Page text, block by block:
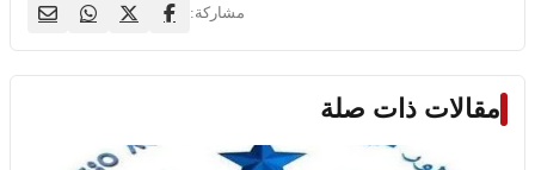
مشاركة:
مقالات ذات صلة